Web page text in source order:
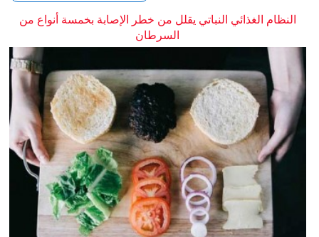
النظام الغذائي النباتي يقلل من خطر الإصابة بخمسة أنواع من
السرطان